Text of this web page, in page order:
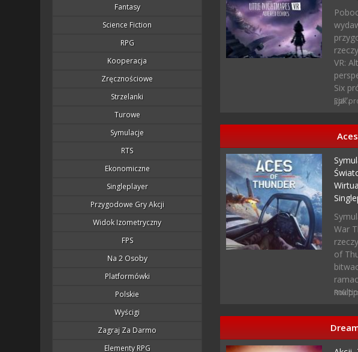
Fantasy
Science Fiction
RPG
Kooperacja
Zręcznościowe
Strzelanki
Turowe
Symulacje
RTS
Ekonomiczne
Singleplayer
Przygodowe Gry Akcji
Widok Izometryczny
FPS
Na 2 Osoby
Platformówki
Polskie
Wyścigi
Zagraj Za Darmo
Elementy RPG
VR:
Six
„ja”.
Rok
War
of
Rok